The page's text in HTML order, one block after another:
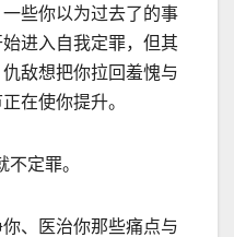
些你以为过去了的事
进入自我定罪，但其
敌想把你拉回羞愧与
在使你提升。
定罪。
、医治你那些痛点与